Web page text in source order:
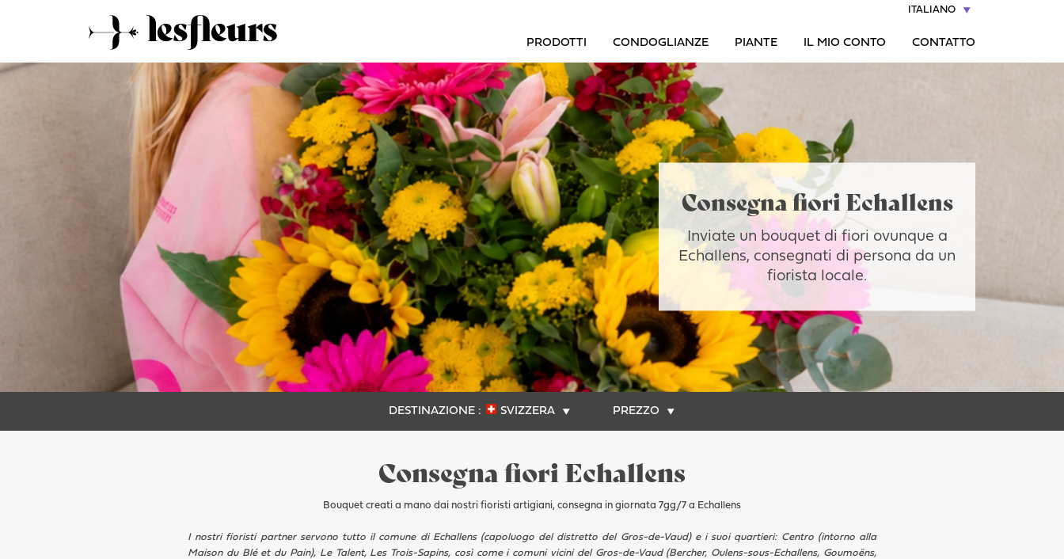
ITALIANO
PRODOTTI CONDOGLIANZE PIANTE IL MIO CONTO CONTATTO
Consegna fiori Echallens
Inviate un bouquet di fiori ovunque a
Echallens, consegnati di persona da un
fiorista locale.
DESTINAZIONE : SVIZZERA PREZZO
Consegna fiori Echallens
Bouquet creati a mano dai nostri fioristi artigiani, consegna in giornata 7gg/7 a Echallens
I nostri fioristi partner servono tutto il comune di Echallens (capoluogo del distretto del Gros-de-Vaud) e i suoi quartieri: Centro (intorno alla
Maison du Blé et du Pain), Le Talent, Les Trois-Sapins, così come i comuni vicini del Gros-de-Vaud (Bercher, Oulens-sous-Echallens, Goumoëns,
11:32am on 11 July 2026